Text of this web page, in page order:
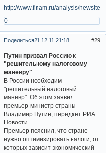
http://www.finam.ru/analysis/
0
Поделиться 29
21.12.11 21:18
Путин призвал Россию к
"решительному налоговому
маневру"
В России необходим
"решительный налоговый
маневр". Об этом заявил
премьер-министр страны
Владимир Путин, передает РИА
Новости.
Премьер пояснил, что стране
нужно оптимизировать налоги, от
которых зависит экономический